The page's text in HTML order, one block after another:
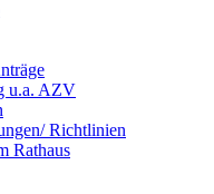
u.a. AZV
Richtlinien
Rathaus